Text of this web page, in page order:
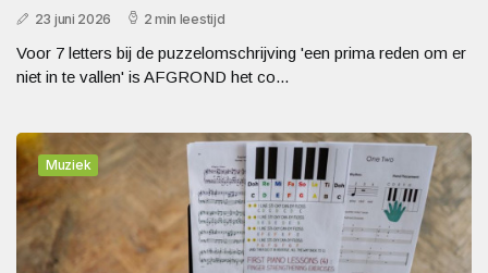
23 juni 2026 2 min leestijd
Voor 7 letters bij de puzzelomschrijving 'een prima reden om er
niet in te vallen' is AFGROND het co...
Muziek